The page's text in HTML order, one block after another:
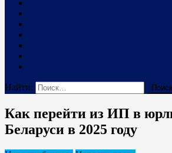
Найти:
Как перейти из ИП в
Беларуси в 2025 году